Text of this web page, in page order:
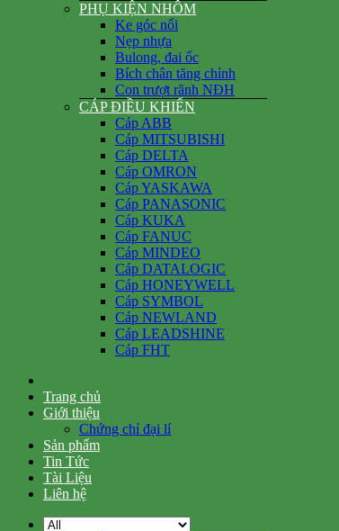
PHỤ KIỆN NHÔM
Ke góc nổi
Nẹp nhựa
Bulong, đai ốc
Bích chân tăng chỉnh
Con trượt rãnh NĐH
CÁP ĐIỀU KHIỂN
Cáp ABB
Cáp MITSUBISHI
Cáp DELTA
Cáp OMRON
Cáp YASKAWA
Cáp PANASONIC
Cáp KUKA
Cáp FANUC
Cáp MINDEO
Cáp DATALOGIC
Cáp HONEYWELL
Cáp SYMBOL
Cáp NEWLAND
Cáp LEADSHINE
Cáp FHT
Trang chủ
Giới thiệu
Chứng chỉ đại lí
Sản phẩm
Tin Tức
Tài Liệu
Liên hệ